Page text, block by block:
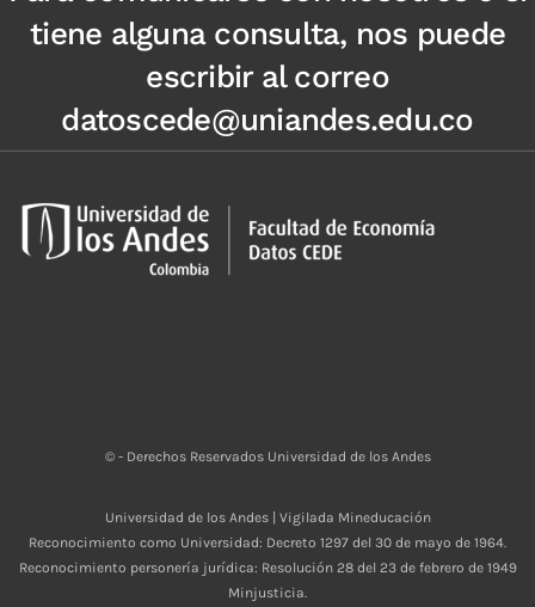
tiene alguna consulta, nos puede
escribir al correo
datoscede@uniandes.edu.co
© - Derechos Reservados Universidad de los Andes
Universidad de los Andes | Vigilada Mineducación
Reconocimiento como Universidad: Decreto 1297 del 30 de mayo de 1964.
Reconocimiento personería jurídica: Resolución 28 del 23 de febrero de 1949
Minjusticia.